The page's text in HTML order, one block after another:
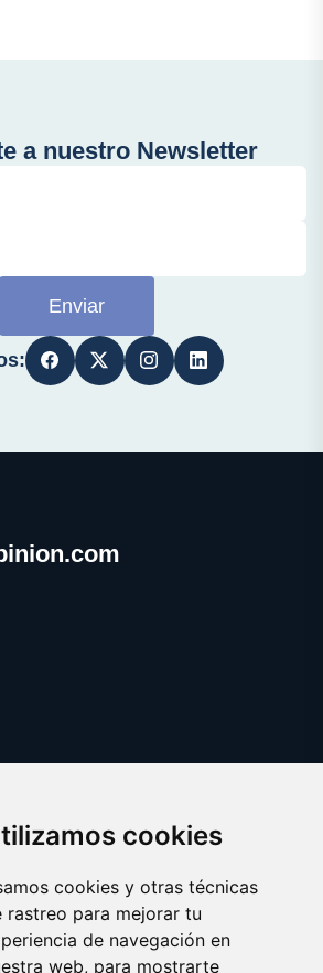
cookies
cookies y otras técnicas
rastreo para mejorar tu
de navegación en
web, para mostrarte
a nuestro Newsletter
Enviar
cookies preferences
publicworldopinion.com